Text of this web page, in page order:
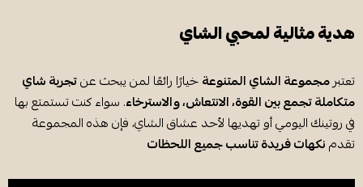
هدية مثالية لمحبي الشاي
تعتبرمجموعة الشاي المتنوعةخيارًا رائعًا لمن يبحث عنتجربة شاي
متكاملة تجمع بين القوة، الانتعاش، والاسترخاء. سواء كنت تستمتع بها
في روتينك اليومي أو تهديها لأحد عشاق الشاي، فإن هذه المجموعة
تقدمنكهات فريدة تناسب جميع اللحظات